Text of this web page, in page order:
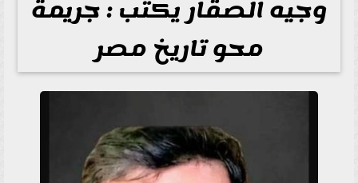
وجيه الصقار يكتب : جريمة
محو تاريخ مصر